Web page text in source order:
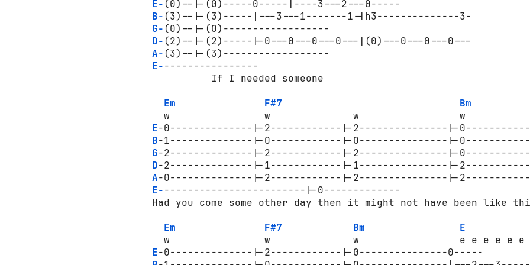
E- (0)--|-(0)-----0-----|----3---2---0-----
B- (3)--|-(3)-----|---3---1-------1-|h3--------------3-
G- (0)--|-(0)------------------
D- (2)--|-(2)-----|-0---0---0---0---|(0)---0---0---0---
A- (3)--|-(3)------------------
E-----------------
           If I needed someone
Em
F#7
Bm
   w                w              w                 w
E-0--------------|-2------------|-2---------------|-
B-1--------------|-0------------|-0---------------|-
G-2--------------|-2------------|-2---------------|-
D-2--------------|-1------------|-1---------------|-
A-0--------------|-2------------|-2---------------|-
E-------------------------|-0-------------
Had you come some other day then it might not have been like
Em
F#7 Bm
E
w                w              w                 e e e e e e
E-0--------------|-2------------|-0---------------0-----